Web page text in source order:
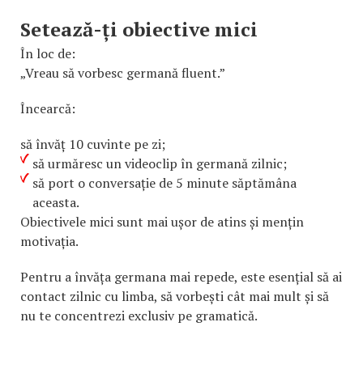
Setează-ți obiective mici
În loc de:
„Vreau să vorbesc germană fluent.”
Încearcă:
să învăț 10 cuvinte pe zi;
să urmăresc un videoclip în germană zilnic;
să port o conversație de 5 minute săptămâna
aceasta.
Obiectivele mici sunt mai ușor de atins și mențin
motivația.
Pentru a învăța germana mai repede, este esențial să ai
contact zilnic cu limba, să vorbești cât mai mult și să
nu te concentrezi exclusiv pe gramatică.